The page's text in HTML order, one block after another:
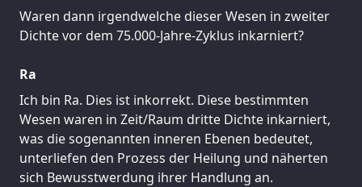
Waren dann irgendwelche dieser Wesen in zweiter
Dichte vor dem 75.000-Jahre-Zyklus inkarniert?
Ra
Ich bin Ra. Dies ist inkorrekt. Diese bestimmten
Wesen waren in Zeit/Raum dritte Dichte inkarniert,
was die sogenannten inneren Ebenen bedeutet,
unterliefen den Prozess der Heilung und näherten
sich Bewusstwerdung ihrer Handlung an.